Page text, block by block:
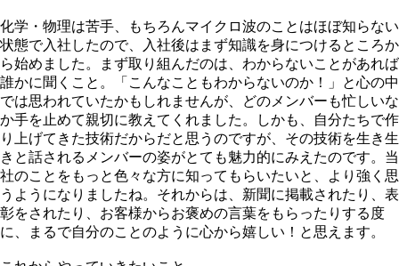
化学・物理は苦手、もちろんマイクロ波のことはほぼ知らない
状態で入社したので、入社後はまず知識を身につけるところか
ら始めました。まず取り組んだのは、わからないことがあれば
誰かに聞くこと。「こんなこともわからないのか！」と心の中
では思われていたかもしれませんが、どのメンバーも忙しいな
か手を止めて親切に教えてくれました。しかも、自分たちで作
り上げてきた技術だからだと思うのですが、その技術を生き生
きと話されるメンバーの姿がとても魅力的にみえたのです。当
社のことをもっと色々な方に知ってもらいたいと、より強く思
うようになりましたね。それからは、新聞に掲載されたり、表
彰をされたり、お客様からお褒めの言葉をもらったりする度
に、まるで自分のことのように心から嬉しい！と思えます。